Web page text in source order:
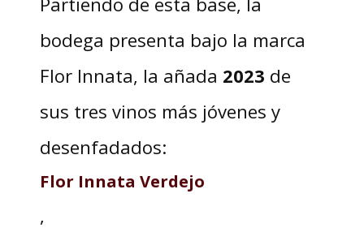
bodega presenta bajo la marca
Flor Innata, la añada 2023 de
sus tres vinos más jóvenes y
desenfadados:
Flor Innata Verdejo
,